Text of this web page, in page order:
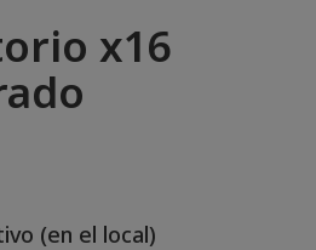
x16
(en el local)